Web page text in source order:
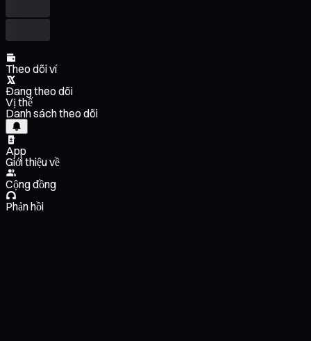
Theo dõi ví
Đang theo dõi
Vị thế
Danh sách theo dõi
App
Giới thiệu về
Cộng đồng
Phản hồi